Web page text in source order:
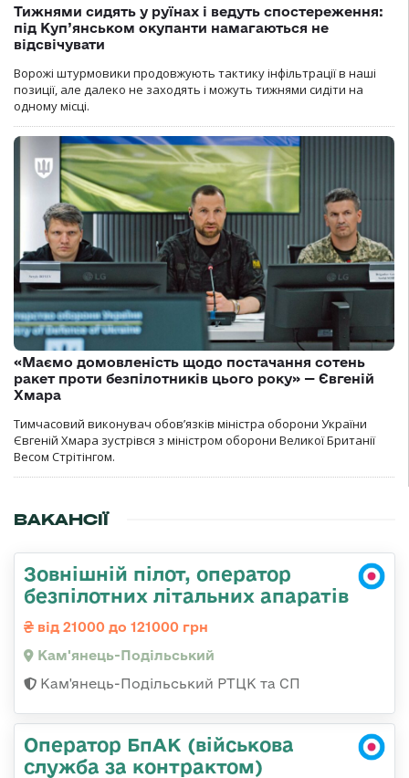
Тижнями сидять у руїнах і ведуть спостереження:
під Куп’янськом окупанти намагаються не
відсвічувати
Ворожі штурмовики продовжують тактику інфільтрації в наші
позиції, але далеко не заходять і можуть тижнями сидіти на
одному місці.
«Маємо домовленість щодо постачання сотень
ракет проти безпілотників цього року» — Євгеній
Хмара
Тимчасовий виконувач обов’язків міністра оборони України
Євгеній Хмара зустрівся з міністром оборони Великої Британії
Весом Стрітінгом.
ВАКАНСІЇ
Зовнішній пілот, оператор
безпілотних літальних апаратів
від 21000 до 121000 грн
Кам'янець-Подільський
Кам'янець-Подільський РТЦК та СП
Оператор БпАК (військова
служба за контрактом)